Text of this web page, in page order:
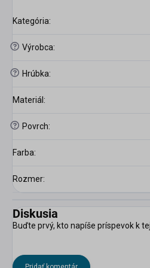
Kategória:
? Výrobca:
? Hrúbka:
Materiál :
? Povrch:
Farba:
Rozmer:
Diskusia
Buďte prvý, kto napíše príspevok k